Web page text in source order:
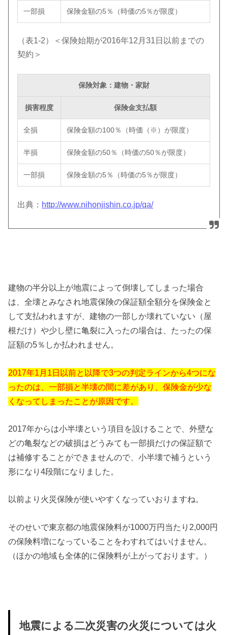
一部損 保険金額の5％（時価の5％が限度）
（表1-2）＜保険始期が2016年12月31日以前までの
契約＞
保険対象：建物・家財
損害程度 保険金支払額
全損 保険金額の100％（時価（※）が限度）
半損 保険金額の50％（時価の50％が限度）
一部損 保険金額の5％（時価の5％が限度）
出典： http://www.nihonjishin.co.jp/qa/
建物の半分以上が地震によって倒壊してしまった場合
は、全壊とみなされ地震保険の保証額全額分を保険金と
して支払われますが、建物の一部しか壊れていない（屋
根だけ）や少し壁に亀裂に入ったの場合は、たったの保
証額の5％しか払われません。
2017年1月1日以前と以降で3つの判定ラインから4つにな
ったのは、一部損と半壊の間に差があり、保険金が少な
くなってしまったことが原因です。
2017年からは小半壊という項目を設けることで、外壁な
どの亀裂などの破損はどうみても一部損だけの保証額で
は補修することができませんので、小半壊で補うという
形になり4段階になりました。
以前より火災保険が使いやすくなっていおりますね。
そのせいで東京都の地震保険料が1000万円当たり2,000円
の保険料増になっていることをわすれてはいけません。
（ほかの地域も全体的に保険料が上がっております。）
地震による二次災害の火災については火